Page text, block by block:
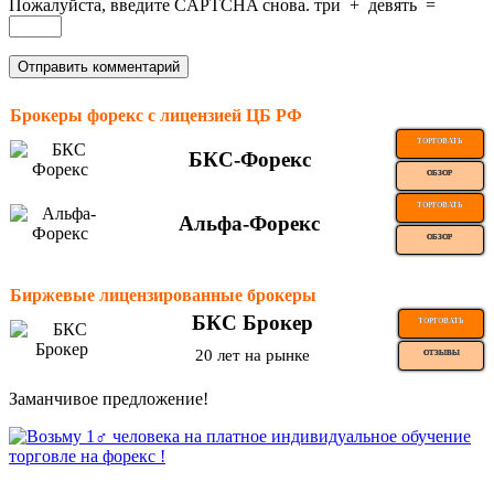
Пожалуйста, введите CAPTCHA снова. три + девять =
Брокеры форекс с лицензией ЦБ РФ
БКС-Форекс
ТОРГОВАТЬ
ОБЗОР
Альфа-Форекс
ТОРГОВАТЬ
ОБЗОР
Биржевые лицензированные брокеры
БКС Брокер ТОРГОВАТЬ
20 лет на рынке ОТЗЫВЫ
Заманчивое предложение!